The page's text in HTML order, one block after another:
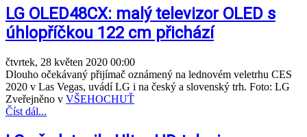
LG OLED48CX: malý televizor OLED s
úhlopříčkou 122 cm přichází
čtvrtek, 28 květen 2020 00:00
Dlouho očekávaný přijímač oznámený na lednovém veletrhu CES
2020 v Las Vegas, uvádí LG i na český a slovenský trh. Foto: LG
Zveřejněno v VŠEHOCHUŤ
Číst dál...